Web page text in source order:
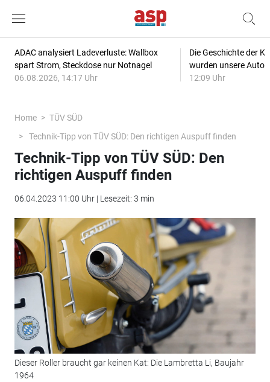
ADAC analysiert Ladeverluste: Wallbox
spart Strom, Steckdose nur Notnagel
06.08.2026, 14:17 Uhr
Die Geschichte der
wurden unsere
12:09 Uhr
Home
TÜV SÜD
Technik-Tipp von TÜV SÜD: Den richtigen Auspuff finden
Technik-Tipp von TÜV SÜD: Den
richtigen Auspuff finden
06.04.2023 11:00 Uhr | Lesezeit: 3 min
Dieser Roller braucht gar keinen Kat: Die Lambretta Li, Baujahr
1964